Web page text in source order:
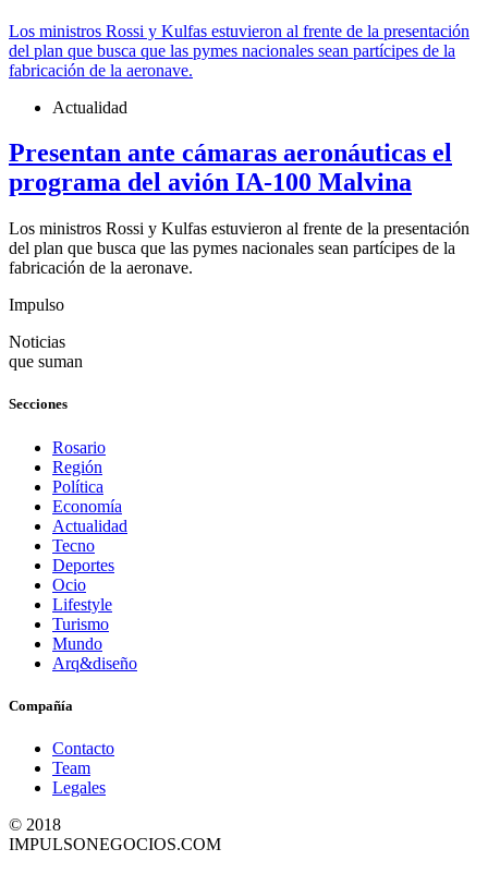
Los ministros Rossi y Kulfas estuvieron al frente de la presentación
del plan que busca que las pymes nacionales sean partícipes de la
fabricación de la aeronave.
Actualidad
Presentan ante cámaras aeronáuticas el
programa del avión IA-100 Malvina
Los ministros Rossi y Kulfas estuvieron al frente de la presentación
del plan que busca que las pymes nacionales sean partícipes de la
fabricación de la aeronave.
Impulso
Noticias
que suman
Secciones
Rosario
Región
Política
Economía
Actualidad
Tecno
Deportes
Ocio
Lifestyle
Turismo
Mundo
Arq&diseño
Compañía
Contacto
Team
Legales
© 2018
IMPULSONEGOCIOS.COM